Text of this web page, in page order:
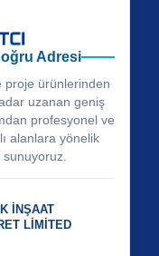
Adresi
proje ürünlerinden
uzanan geniş
profesyonel ve
alanlara yönelik
İNŞAAT
LİMİTED